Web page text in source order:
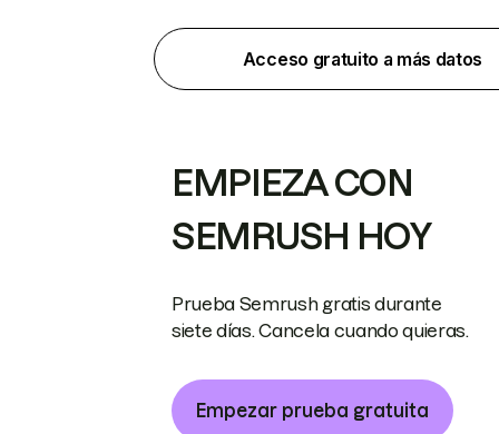
Acceso gratuito a más datos
EMPIEZA CON
SEMRUSH HOY
Prueba Semrush gratis durante
siete días. Cancela cuando quieras.
Empezar prueba gratuita